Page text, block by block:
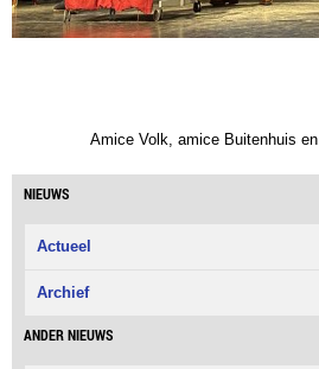
Amice Volk, amice Buitenhuis en
NIEUWS
Actueel
Archief
ANDER NIEUWS